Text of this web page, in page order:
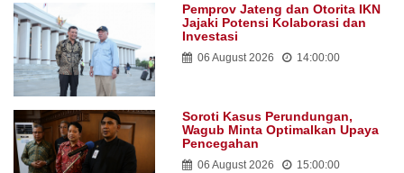
Pemprov Jateng dan Otorita IKN
Jajaki Potensi Kolaborasi dan
Investasi
06 August 2026 14:00:00
Soroti Kasus Perundungan,
Wagub Minta Optimalkan Upaya
Pencegahan
06 August 2026 15:00:00